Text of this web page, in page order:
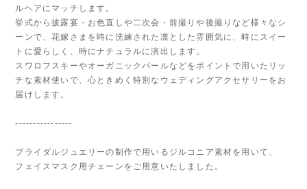
ルヘアにマッチします。
挙式から披露宴・お色直しや二次会・前撮りや後撮りなど様々なシ
ーンで、花嫁さまを時に洗練された凛とした雰囲気に、時にスイー
トに愛らしく、時にナチュラルに演出します。
スワロフスキーやオーガニックパールなどをポイントで用いたリッ
チな素材使いで、心ときめく特別なウェディングアクセサリーをお
届けします。
----------------
ブライダルジュエリーの制作で用いるジルコニア素材を用いて、
フェイスマスク用チェーンをご用意いたしました。